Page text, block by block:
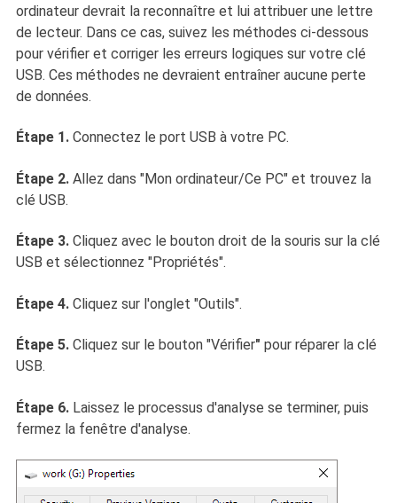
ordinateur devrait la reconnaître et lui attribuer une lettre
de lecteur. Dans ce cas, suivez les méthodes ci-dessous
pour vérifier et corriger les erreurs logiques sur votre clé
USB. Ces méthodes ne devraient entraîner aucune perte
de données.
Étape 1.Connectez le port USB à votre PC.
Étape 2.Allez dans "Mon ordinateur/Ce PC" et trouvez la
clé USB.
Étape 3. Cliquez avec le bouton droit de la souris sur la clé
USB et sélectionnez "Propriétés".
Étape 4. Cliquez sur l'onglet "Outils".
Étape 5.Cliquez sur le bouton "Vérifier" pour réparer la clé
USB.
Étape 6. Laissez le processus d'analyse se terminer, puis
fermez la fenêtre d'analyse.